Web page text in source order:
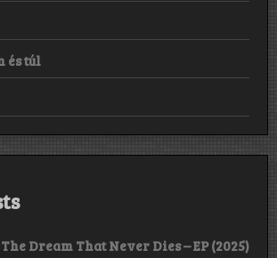
és túl
Dream That Never Dies – EP (2025)